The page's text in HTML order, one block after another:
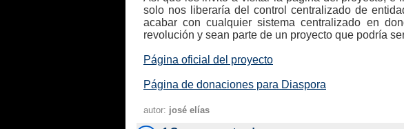
solo nos liberaría del control centralizado de
acabar con cualquier sistema centralizado en
revolución y sean parte de un proyecto que podría
Página oficial del proyecto
Página de donaciones para Diaspora
autor: josé elías